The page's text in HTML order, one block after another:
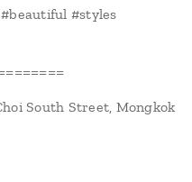
#styles
South Street, Mongkok